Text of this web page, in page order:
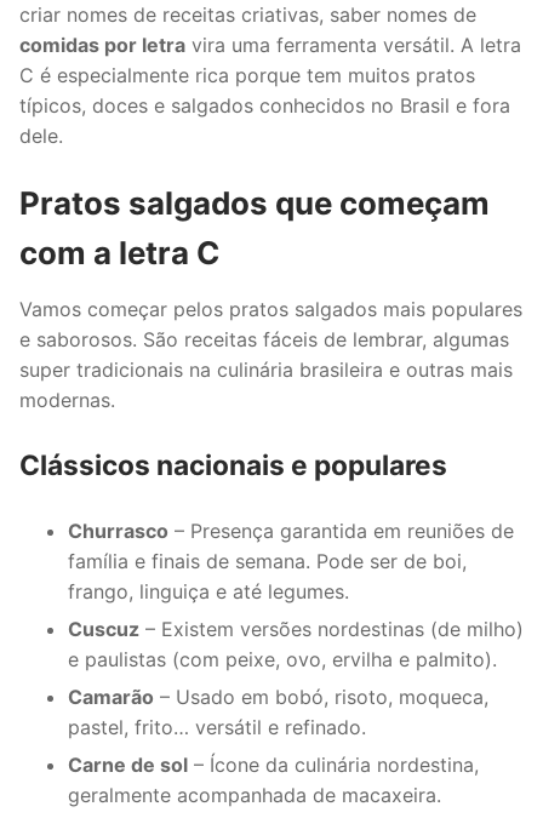
criar nomes de receitas criativas, saber nomes de
comidas por letra vira uma ferramenta versátil. A letra
C é especialmente rica porque tem muitos pratos
típicos, doces e salgados conhecidos no Brasil e fora
dele.
Pratos salgados que começam
com a letra C
Vamos começar pelos pratos salgados mais populares
e saborosos. São receitas fáceis de lembrar, algumas
super tradicionais na culinária brasileira e outras mais
modernas.
Clássicos nacionais e populares
Churrasco – Presença garantida em reuniões de
família e finais de semana. Pode ser de boi,
frango, linguiça e até legumes.
Cuscuz – Existem versões nordestinas (de milho)
e paulistas (com peixe, ovo, ervilha e palmito).
Camarão – Usado em bobó, risoto, moqueca,
pastel, frito… versátil e refinado.
Carne de sol – Ícone da culinária nordestina,
geralmente acompanhada de macaxeira.